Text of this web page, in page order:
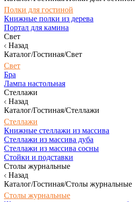
Полки для гостиной
Книжные полки из дерева
Портал для камина
Свет
Назад
Каталог/Гостиная/Свет
Свет
Бра
Лампа настольная
Стеллажи
Назад
Каталог/Гостиная/Стеллажи
Стеллажи
Книжные стеллажи из массива
Стеллажи из массива дуба
Стеллажи из массива сосны
Стойки и подставки
Столы журнальные
Назад
Каталог/Гостиная/Столы журнальные
Столы журнальные